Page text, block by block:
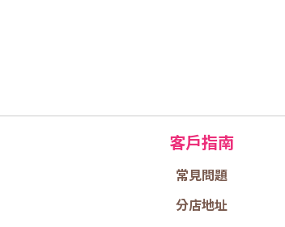
客戶指南
常見問題
分店地址